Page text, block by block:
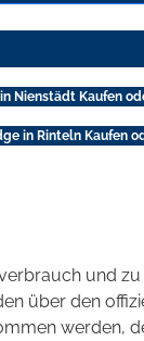
Nienstädt Kaufen
in Rinteln Kaufen
und
über den
werden,